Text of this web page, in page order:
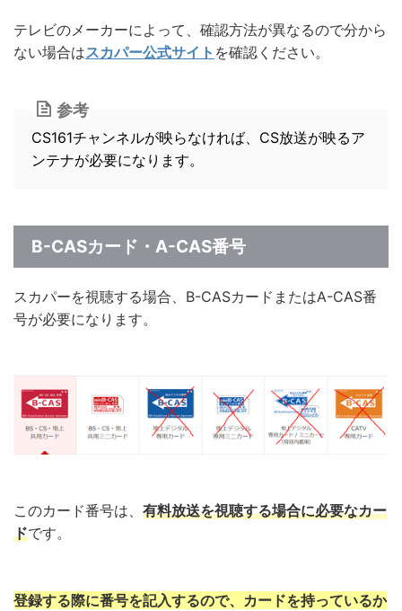
テレビのメーカーによって、確認方法が異なるので分から
ない場合はスカパー公式サイト を確認ください。
参考
CS161チャンネルが映らなければ、CS放送が映るア
ンテナが必要になります。
B-CASカード・A-CAS番号
スカパーを視聴する場合、B-CASカードまたはA-CAS番
号が必要になります。
このカード番号は、 有料放送を視聴する場合に必要なカー
ドです。
登録する際に番号を記入するので、カードを持っているか